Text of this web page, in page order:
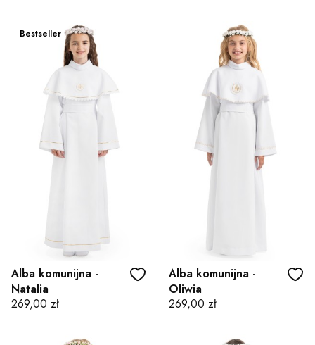
Bestseller
Alba komunijna -
Natalia
Cena
269,00 zł
Alba komunijna -
Oliwia
Cena
269,00 zł